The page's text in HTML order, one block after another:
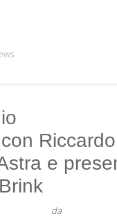
e
da